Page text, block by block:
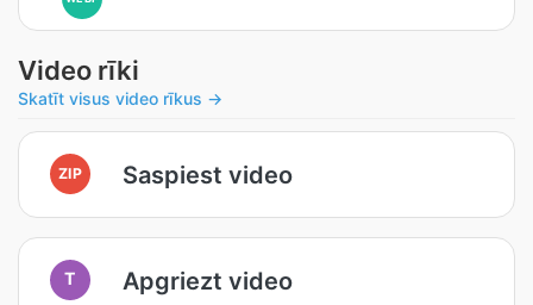
Video rīki
Skatīt visus video rīkus →
ZIP Saspiest video
T Apgriezt video